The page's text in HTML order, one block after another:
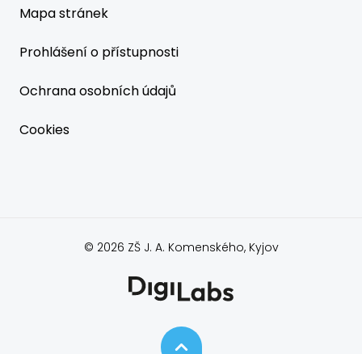
Mapa stránek
Prohlášení o přístupnosti
Ochrana osobních údajů
Cookies
© 2026 ZŠ J. A. Komenského, Kyjov